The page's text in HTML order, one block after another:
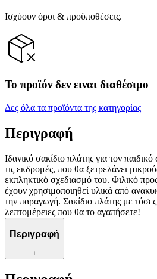
Ισχύουν όροι & προϋποθέσεις.
Το προϊόν δεν ειναι διαθέσιμο
Δες όλα τα προϊόντα της κατηγορίας
Περιγραφή
Ιδανικό σακίδιο πλάτης για τον
τις εκδρομές, που θα ξετρελάνει
εκπληκτικό σχεδιασμό του. Φιλικό
έχουν χρησιμοποιηθεί υλικά από
την παραγωγή. Σακίδιο πλάτης με
λεπτομέρειες που θα το αγαπήσετε!
Περιγραφή
+